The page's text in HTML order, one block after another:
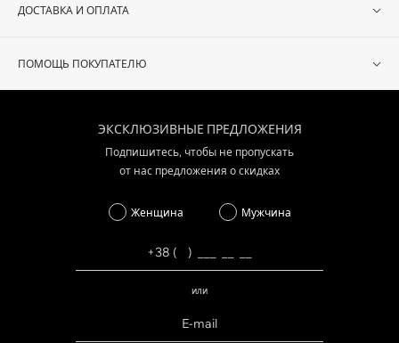
ДОСТАВКА И ОПЛАТА
ПОМОЩЬ ПОКУПАТЕЛЮ
ЭКСКЛЮЗИВНЫЕ ПРЕДЛОЖЕНИЯ
Подпишитесь, чтобы не пропускать
от нас предложения о скидках
Женщина Мужчина
или